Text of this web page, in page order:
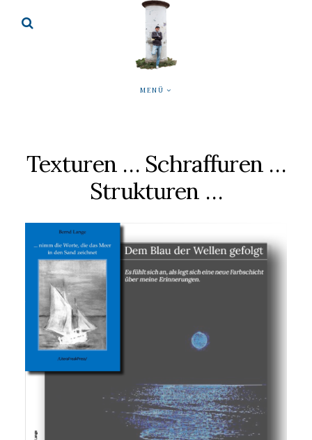
MENÜ
Texturen … Schraffuren …
Strukturen …